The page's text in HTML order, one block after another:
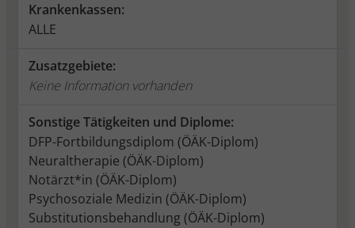
Krankenkassen:
ALLE
Zusatzgebiete:
Keine Information vorhanden
Sonstige Tätigkeiten und Diplome:
DFP-Fortbildungsdiplom (ÖÄK-Diplom)
Neuraltherapie (ÖÄK-Diplom)
Notärzt*in (ÖÄK-Diplom)
Psychosoziale Medizin (ÖÄK-Diplom)
Substitutionsbehandlung (ÖÄK-Diplom)